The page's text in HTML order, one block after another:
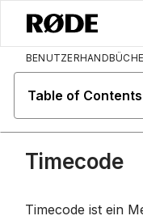
Table of Contents
Timecode
Timecode ist ein